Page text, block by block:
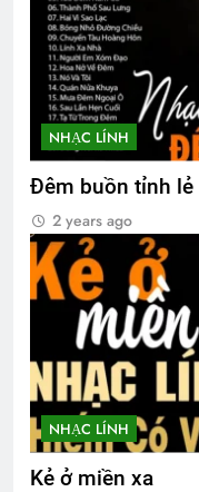
NHẠC LÍNH
Đêm buồn tỉnh lẻ
2 years ago
NHẠC LÍNH
Kẻ ở miền xa